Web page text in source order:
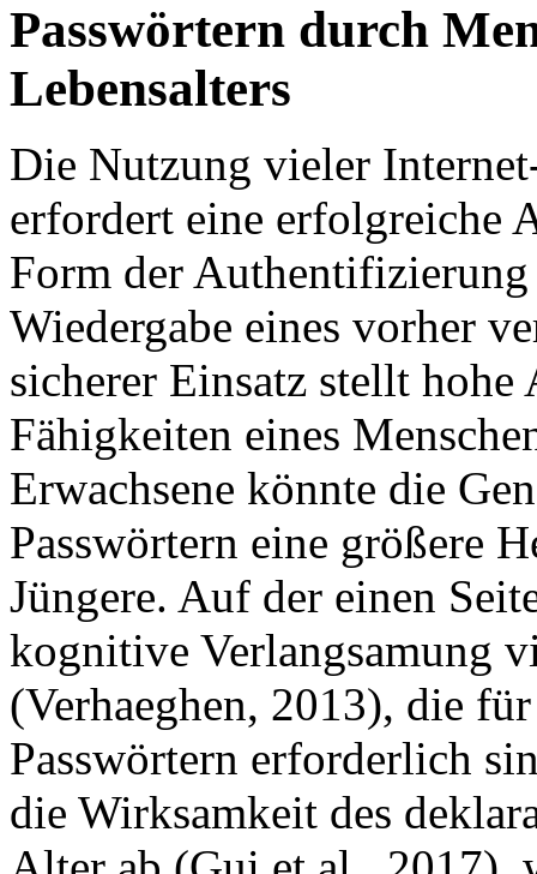
Passwörtern durch
Lebensalters
Die Nutzung vieler
erfordert eine erfolgreiche
Form der
Wiedergabe eines vorher
sicherer Einsatz stellt
Fähigkeiten eines
Erwachsene könnte die
Passwörtern eine größere
Jüngere. Auf der einen
kognitive Verlangsamung
(Verhaeghen, 2013), die
Passwörtern erforderlich
die Wirksamkeit des